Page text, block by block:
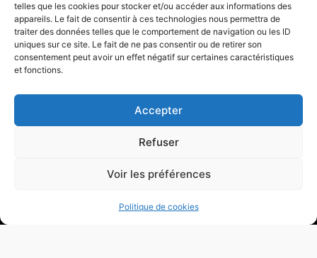
telles que les cookies pour stocker et/ou accéder aux informations des
appareils. Le fait de consentir à ces technologies nous permettra de
traiter des données telles que le comportement de navigation ou les ID
uniques sur ce site. Le fait de ne pas consentir ou de retirer son
consentement peut avoir un effet négatif sur certaines caractéristiques
et fonctions.
Accepter
Refuser
Voir les préférences
Politique de cookies
Vignerons
Nos Vins
Nos Champagnes
Nos Distilleries
Stéphanie
Conditions Générales de Vente
© 2003-2026 Couleur Vin (SRL) – BE 0861.293.385 – Avenue du Marouset